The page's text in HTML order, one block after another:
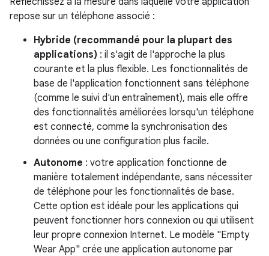
repose sur un téléphone associé :
Hybride (recommandé pour la plupart des
applications) : il s'agit de l'approche la plus
courante et la plus flexible. Les fonctionnalités de
base de l'application fonctionnent sans téléphone
(comme le suivi d'un entraînement), mais elle offre
des fonctionnalités améliorées lorsqu'un téléphone
est connecté, comme la synchronisation des
données ou une configuration plus facile.
Autonome : votre application fonctionne de
manière totalement indépendante, sans nécessiter
de téléphone pour les fonctionnalités de base.
Cette option est idéale pour les applications qui
peuvent fonctionner hors connexion ou qui utilisent
leur propre connexion Internet. Le modèle "Empty
Wear App" crée une application autonome par